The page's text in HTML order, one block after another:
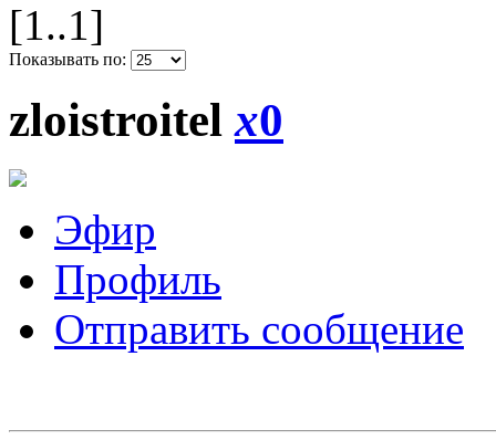
[1..1]
Показывать по:
zloistroitelx0
Эфир
Профиль
Отправить сообщение